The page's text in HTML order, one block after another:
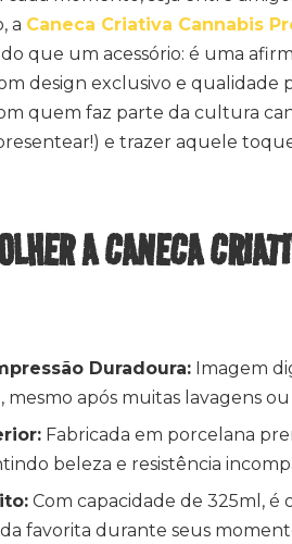
a Caneca Criativa Cannabis
que um acessório: é uma
design exclusivo e qualidade
quem faz parte da cultura
e trazer aquele
A CANECA
Duradoura: Imagem
após muitas lavagens ou
Fabricada em porcelana
beleza e resistência
Com capacidade de 325ml, é
favorita durante seus